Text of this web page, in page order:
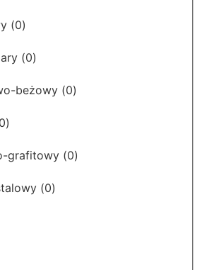
(0)
(0)
beżowy (0)
0)
grafitowy (0)
(0)